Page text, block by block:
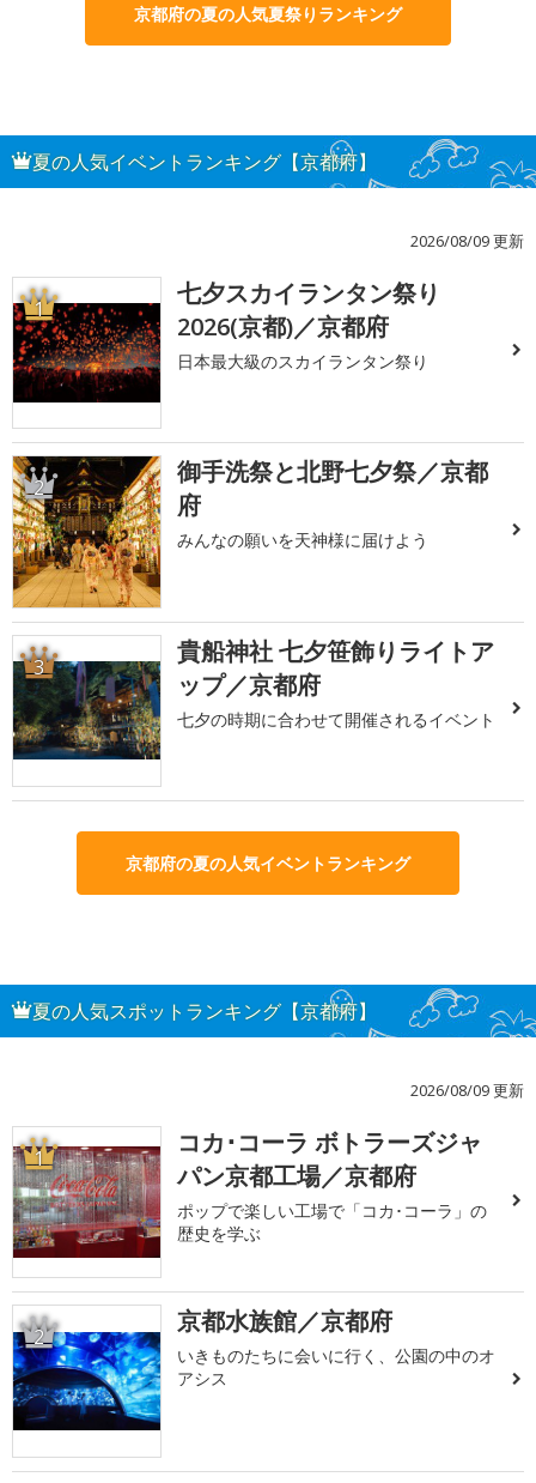
京都府の夏の人気夏祭りランキング
夏の人気イベントランキング【京都府】
2026/08/09 更新
1
七夕スカイランタン祭り
2026(京都)／京都府
日本最大級のスカイランタン祭り
2
御手洗祭と北野七夕祭／京都
府
みんなの願いを天神様に届けよう
3
貴船神社 七夕笹飾りライトア
ップ／京都府
七夕の時期に合わせて開催されるイベント
京都府の夏の人気イベントランキング
夏の人気スポットランキング【京都府】
2026/08/09 更新
1
コカ･コーラ ボトラーズジャ
パン京都工場／京都府
ポップで楽しい工場で「コカ･コーラ」の
歴史を学ぶ
2 京都水族館／京都府
いきものたちに会いに行く、公園の中のオ
アシス